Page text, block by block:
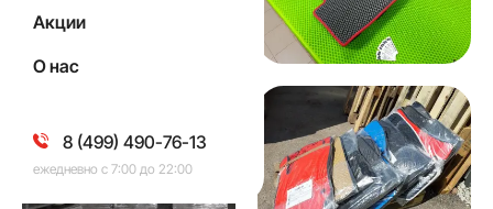
Акции
О нас
8 (499) 490-76-13
ежедневно с 7:00 до 22:00